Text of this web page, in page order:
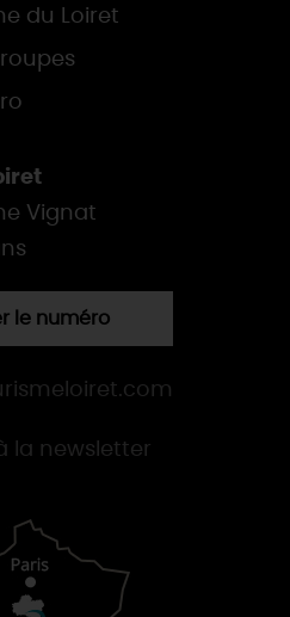
du Loiret
Vignat
le numéro
la newsletter